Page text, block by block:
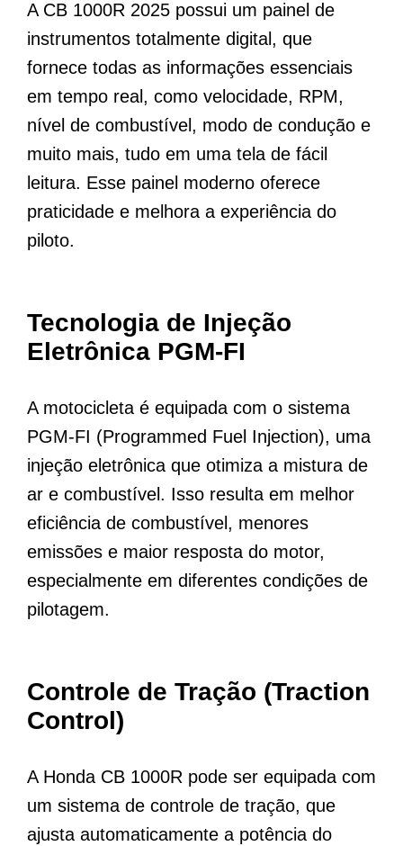
A CB 1000R 2025 possui um painel de
instrumentos totalmente digital, que
fornece todas as informações essenciais
em tempo real, como velocidade, RPM,
nível de combustível, modo de condução e
muito mais, tudo em uma tela de fácil
leitura. Esse painel moderno oferece
praticidade e melhora a experiência do
piloto.
Tecnologia de Injeção
Eletrônica PGM-FI
A motocicleta é equipada com o sistema
PGM-FI (Programmed Fuel Injection), uma
injeção eletrônica que otimiza a mistura de
ar e combustível. Isso resulta em melhor
eficiência de combustível, menores
emissões e maior resposta do motor,
especialmente em diferentes condições de
pilotagem.
Controle de Tração (Traction
Control)
A Honda CB 1000R pode ser equipada com
um sistema de controle de tração, que
ajusta automaticamente a potência do